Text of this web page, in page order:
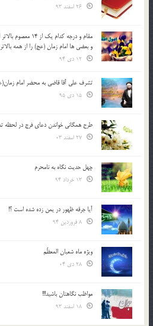
مقام و درجه كدام
و بعضي ها امام زمان (عج) را از همه
تشرف علي آقا قاضي به محضر امام
طرح همگانی خواندن دعای فرج در لحظه
چهل حدیث نگاه به نامحرم
آیا جرقه ظهور در یمن زده شده است ؟!
ویژه ماه شعبان المعظّم
مواظب نگاهتان باشید!!!